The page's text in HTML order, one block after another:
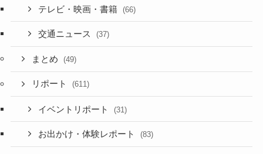
テレビ・映画・書籍 (66)
交通ニュース (37)
まとめ (49)
リポート (611)
イベントリポート (31)
お出かけ・体験レポート (83)